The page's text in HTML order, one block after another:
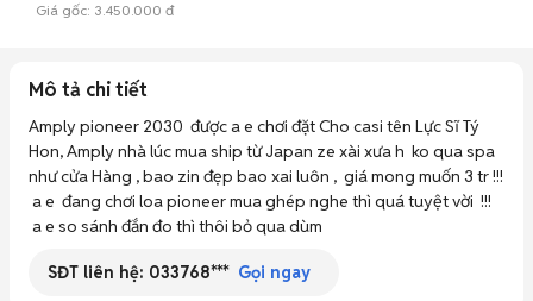
Giá gốc: 3.450.000 đ
Mô tả chi tiết
Amply pioneer 2030  được a e chơi đặt Cho casi tên Lực Sĩ Tý
Hon, Amply nhà lúc mua ship từ Japan ze xài xưa h  ko qua spa
như cửa Hàng , bao zin đẹp bao xai luôn ,  giá mong muốn 3 tr !!!
a e so sánh đắn đo thì thôi bỏ qua dùm
SĐT liên hệ: 033768*** Gọi ngay